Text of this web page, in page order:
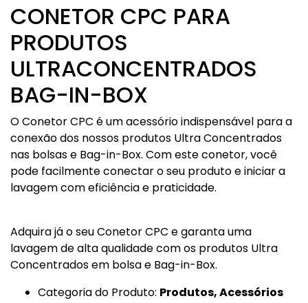
CONETOR CPC PARA
PRODUTOS
ULTRACONCENTRADOS
BAG-IN-BOX
O Conetor CPC é um acessório indispensável para a
conexão dos nossos produtos Ultra Concentrados
nas bolsas e Bag-in-Box. Com este conetor, você
pode facilmente conectar o seu produto e iniciar a
lavagem com eficiência e praticidade.
Adquira já o seu Conetor CPC e garanta uma
lavagem de alta qualidade com os produtos Ultra
Concentrados em bolsa e Bag-in-Box.
Categoria do Produto: Produtos, Acessórios